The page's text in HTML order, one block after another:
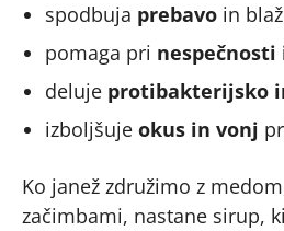
spodbuja prebavo in
pomaga pri
deluje protibakterijsko
izboljšuje okus in vonj
Ko janež združimo z
začimbami, nastane sirup,